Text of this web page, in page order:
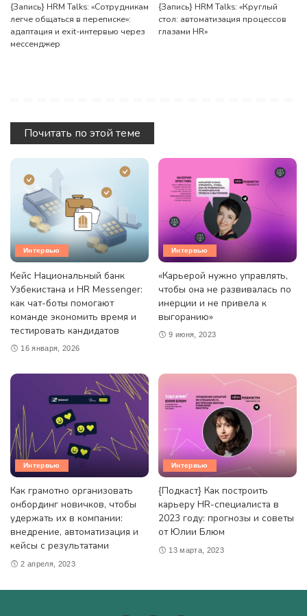
{Запись} HRM Talks: «Сотрудникам
легче общаться в переписке»:
адаптация и exit-интервью через
мессенджер
{Запись} HRM Talks: «Круглый
стол: автоматизация процессов
глазами HR»
Почитать по этой теме
Интервью
Кейс Национальный банк
Узбекистана и HR Messenger:
как чат-боты помогают
команде экономить время и
тестировать кандидатов
16 января, 2026
Интервью
«Карьерой нужно управлять,
чтобы она не развивалась по
инерции и не привела к
выгоранию»
9 июня, 2023
Интервью
Как грамотно организовать
онбординг новичков, чтобы
удержать их в компании:
внедрение, автоматизация и
кейсы с результатами
2 апреля, 2023
Интервью
{Подкаст} Как построить
карьеру HR-специалиста в
2023 году: прогнозы и советы
от Юлии Блюм
13 марта, 2023